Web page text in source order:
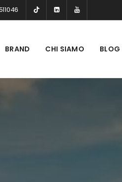
BRAND CHI SIAMO BLOG